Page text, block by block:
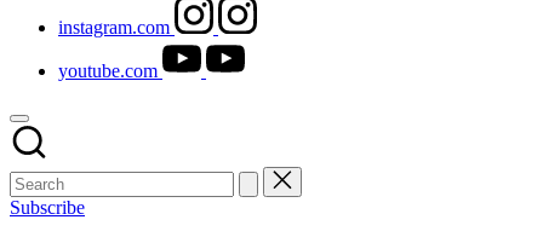
instagram.com
youtube.com
Subscribe